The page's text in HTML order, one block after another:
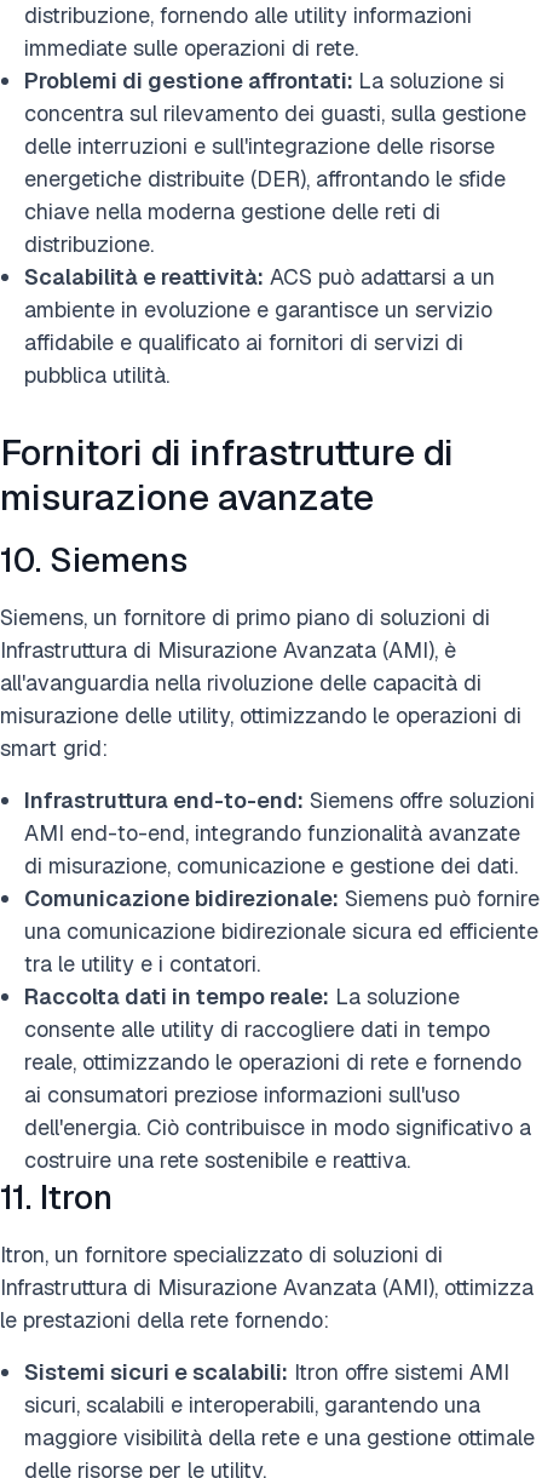
distribuzione, fornendo alle utility informazioni
immediate sulle operazioni di rete.
Problemi di gestione affrontati: La soluzione si
concentra sul rilevamento dei guasti, sulla gestione
delle interruzioni e sull'integrazione delle risorse
energetiche distribuite (DER), affrontando le sfide
chiave nella moderna gestione delle reti di
distribuzione.
Scalabilità e reattività: ACS può adattarsi a un
ambiente in evoluzione e garantisce un servizio
affidabile e qualificato ai fornitori di servizi di
pubblica utilità.
Fornitori di infrastrutture di
misurazione avanzate
10. Siemens
Siemens, un fornitore di primo piano di soluzioni di
Infrastruttura di Misurazione Avanzata (AMI), è
all'avanguardia nella rivoluzione delle capacità di
misurazione delle utility, ottimizzando le operazioni di
smart grid:
Infrastruttura end-to-end: Siemens offre soluzioni
AMI end-to-end, integrando funzionalità avanzate
di misurazione, comunicazione e gestione dei dati.
Comunicazione bidirezionale: Siemens può fornire
una comunicazione bidirezionale sicura ed efficiente
tra le utility e i contatori.
Raccolta dati in tempo reale: La soluzione
consente alle utility di raccogliere dati in tempo
reale, ottimizzando le operazioni di rete e fornendo
ai consumatori preziose informazioni sull'uso
dell'energia. Ciò contribuisce in modo significativo a
costruire una rete sostenibile e reattiva.
11. Itron
Itron, un fornitore specializzato di soluzioni di
Infrastruttura di Misurazione Avanzata (AMI), ottimizza
le prestazioni della rete fornendo:
Sistemi sicuri e scalabili: Itron offre sistemi AMI
sicuri, scalabili e interoperabili, garantendo una
maggiore visibilità della rete e una gestione ottimale
delle risorse per le utility.